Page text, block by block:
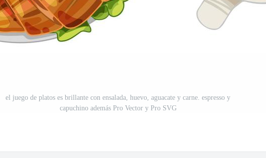
el juego de platos es brillante con ensalada, huevo, aguacate y carne. espresso y
capuchino además Pro Vector y Pro SVG